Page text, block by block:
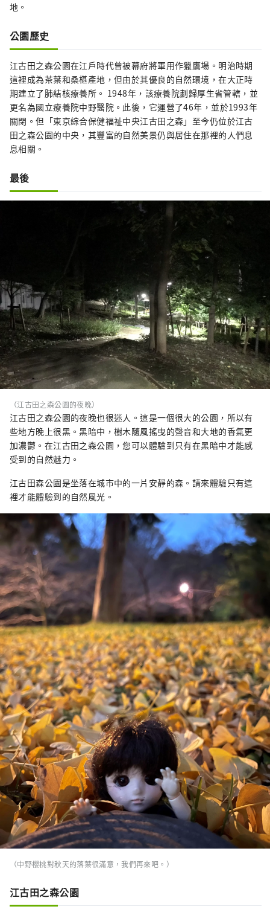
地。
公園歷史
江古田之森公園在江戶時代曾被幕府將軍用作獵鷹場。明治時期
這裡成為茶葉和桑椹產地，但由於其優良的自然環境，在大正時
期建立了肺結核療養所。 1948年，該療養院劃歸厚生省管轄，並
更名為國立療養院中野醫院。此後，它運營了46年，並於1993年
關閉。但「東京綜合保健福祉中央江古田之森」至今仍位於江古
田之森公園的中央，其豐富的自然美景仍與居住在那裡的人們息
息相關。
最後
（江古田之森公園的夜晚）
江古田之森公園的夜晚也很迷人。這是一個很大的公園，所以有
些地方晚上很黑。黑暗中，樹木隨風搖曳的聲音和大地的香氣更
加濃鬱。在江古田之森公園，您可以體驗到只有在黑暗中才能感
受到的自然魅力。
江古田森公園是坐落在城市中的一片安靜的森。請來體驗只有這
裡才能體驗到的自然風光。
（中野櫻桃對秋天的落葉很滿意，我們再來吧。）
江古田之森公園